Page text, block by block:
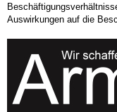
Auswirkungen auf die